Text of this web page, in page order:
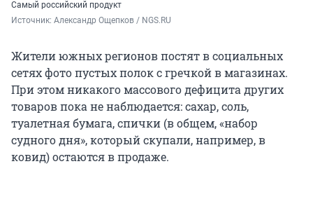
Самый российский продукт
Источник: Александр Ощепков / NGS.RU
Жители южных регионов постят в социальных
сетях фото пустых полок с гречкой в магазинах.
При этом никакого массового дефицита других
товаров пока не наблюдается: сахар, соль,
туалетная бумага, спички (в общем, «набор
судного дня», который скупали, например, в
ковид) остаются в продаже.